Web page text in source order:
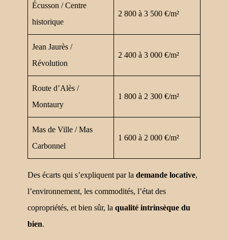
Écusson / Centre
historique
2 800 à 3 500 €/m²
Jean Jaurès /
Révolution
2 400 à 3 000 €/m²
Route d’Alès /
Montaury
1 800 à 2 300 €/m²
Mas de Ville / Mas
Carbonnel
1 600 à 2 000 €/m²
Des écarts qui s’expliquent par la demande locative,
l’environnement, les commodités, l’état des
copropriétés, et bien sûr, la qualité intrinsèque du
bien.